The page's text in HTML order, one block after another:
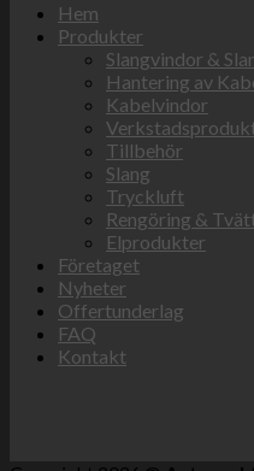
Hem
Produkter
Slangvindor &
Hantering av
Kabelvindor
Tillbehör
Slang
Tryckluft
Rengöring &
Elprodukter
Företaget
Nyheter
Offertunderlag
FAQ
Kontakt